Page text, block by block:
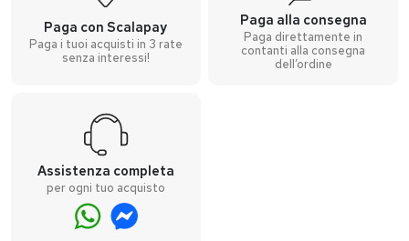
Paga con Scalapay
Paga i tuoi acquisti in 3 rate
senza interessi!
Paga alla consegna
Paga direttamente in
contanti alla consegna
dell’ordine
Assistenza completa
per ogni tuo acquisto